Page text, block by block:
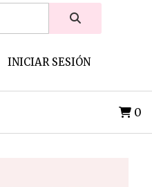
INICIAR SESIÓN
0